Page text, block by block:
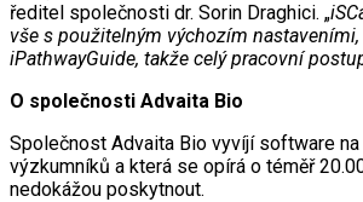
ředitel společnosti dr. Sorin Draghici. „
vše s použitelným výchozím
iPathwayGuide, takže celý pracovní
O společnosti Advaita Bio
Společnost Advaita Bio vyvíjí software
výzkumníků a která se opírá o téměř
nedokážou poskytnout.